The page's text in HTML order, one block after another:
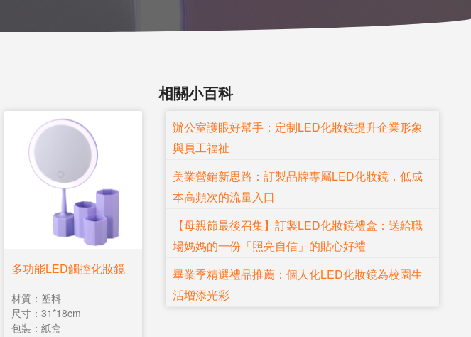
多功能LED觸控化妝鏡
材質：塑料
尺寸：31*18cm
包裝：紙盒
相關小百科
辦公室護眼好幫手：定制LED化妝鏡提升企業形象
與員工福祉
美業營銷新思路：訂製品牌專屬LED化妝鏡，低成
本高頻次的流量入口
【母親節最後召集】訂製LED化妝鏡禮盒：送給職
場媽媽的一份「照亮自信」的貼心好禮
畢業季精選禮品推薦：個人化LED化妝鏡為校園生
活增添光彩